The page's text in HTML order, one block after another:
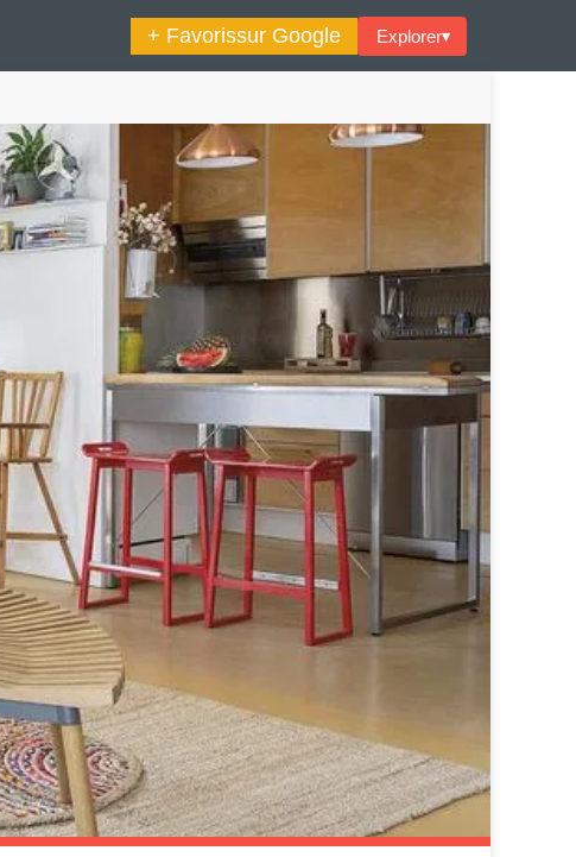
+ Favorissur Google Explorer▾
La Semaine Décoration Et Design
Maison En Ville
Les Trouvailles Déco Du Jour
Loft
On Décode La Déco Petite Surface
Piscine